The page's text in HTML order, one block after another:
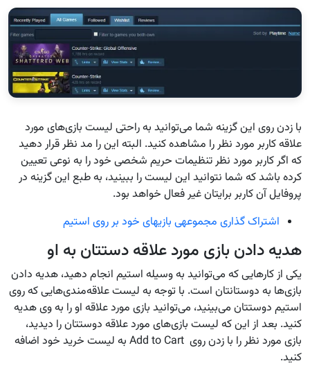
با زدن روی این گزینه شما می‌توانید به راحتی لیست بازی‌های مورد
علاقه کاربر مورد نظر را مشاهده کنید. البته این را مد نظر قرار دهید
که اگر کاربر مورد نظر تنظیمات حریم شخصی خود را به نوعی تعیین
کرده باشد که شما نتوانید این لیست را ببینید، به طبع این گزینه در
پروفایل آن کاربر برایتان غیر فعال خواهد بود.
اشتراک گذاری‎ مجموعه‎ی بازی‎های خود بر روی استیم
هدیه دادن بازی مورد علاقه دستتان به او
یکی از کارهایی که می‌توانید به وسیله استیم انجام دهید، هدیه دادن
بازی‌ها به دوستانتان است. با توجه به لیست علاقه‌مندی‌هایی که روی
استیم دوستتان می‌بینید، می‌توانید بازی مورد علاقه او را به وی هدیه
کنید. بعد از این که لیست بازی‌های مورد علاقه دوستتان را دیدید،
بازی مورد نظر را با زدن روی Add to Cart به لیست خرید خود اضافه
کنید.